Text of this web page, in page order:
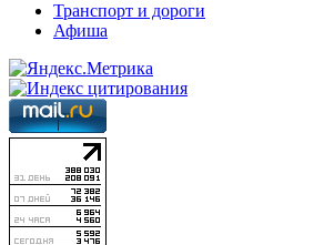
Транспорт и дороги
Афиша